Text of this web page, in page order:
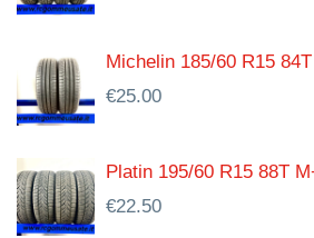
Michelin 185/60 R15 84T
€25.00
Platin 195/60 R15 88T
€22.50